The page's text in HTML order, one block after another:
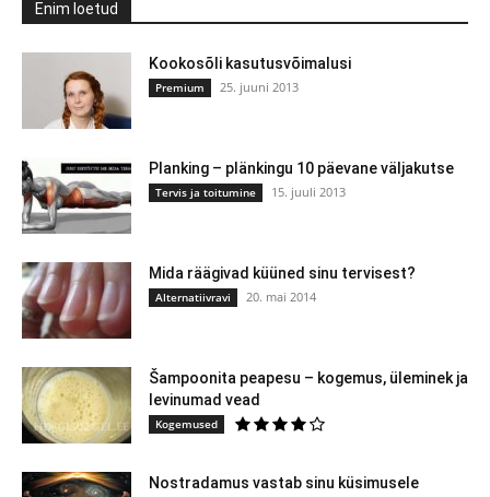
Enim loetud
Kookosõli kasutusvõimalusi
Premium 25. juuni 2013
Planking – plänkingu 10 päevane väljakutse
Tervis ja toitumine 15. juuli 2013
Mida räägivad küüned sinu tervisest?
Alternatiivravi 20. mai 2014
Šampoonita peapesu – kogemus, üleminek ja
levinumad vead
Kogemused
Nostradamus vastab sinu küsimusele